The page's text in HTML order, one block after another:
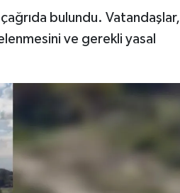
bulundu. Vatandaşlar,
ve gerekli yasal